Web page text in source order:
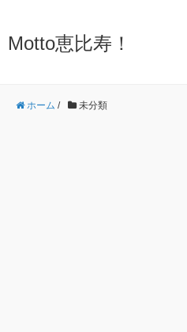
Motto恵比寿！
ホーム / 未分類